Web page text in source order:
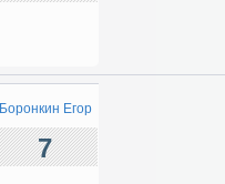
Боронкин Егор
7